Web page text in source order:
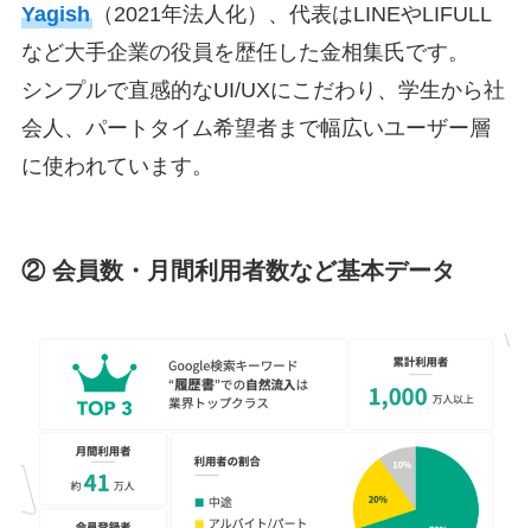
Yagish（2021年法人化）、代表はLINEやLIFULL
など大手企業の役員を歴任した金相集氏です。
シンプルで直感的なUI/UXにこだわり、学生から社
会人、パートタイム希望者まで幅広いユーザー層
に使われています。
② 会員数・月間利用者数など基本データ